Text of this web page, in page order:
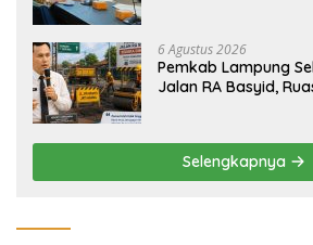
6 Agustus 2026
Pemkab Lampung
Jalan RA Basyid,
Selengkapnya